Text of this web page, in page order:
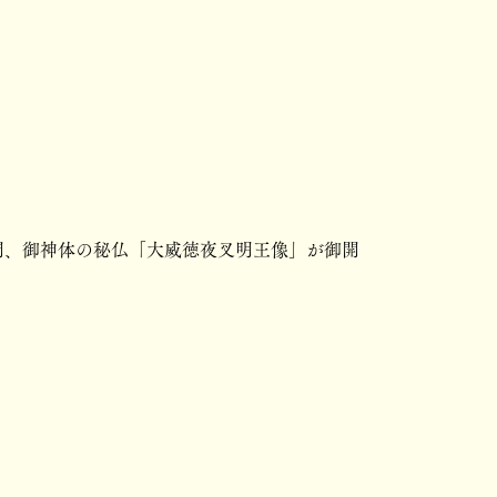
御神体の秘仏「大威徳夜叉明王像」が御開